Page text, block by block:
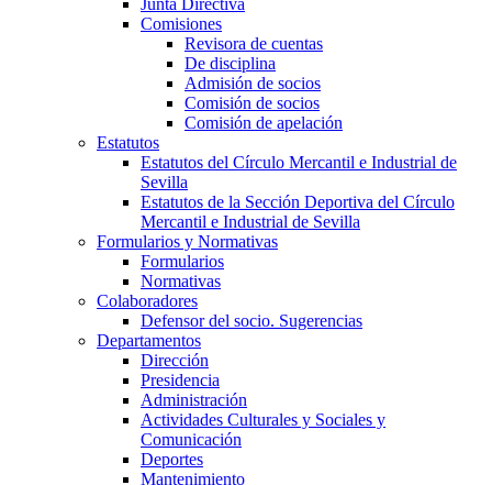
Junta Directiva
Comisiones
Revisora de cuentas
De disciplina
Admisión de socios
Comisión de socios
Comisión de apelación
Estatutos
Estatutos del Círculo Mercantil e Industrial de
Sevilla
Estatutos de la Sección Deportiva del Círculo
Mercantil e Industrial de Sevilla
Formularios y Normativas
Formularios
Normativas
Colaboradores
Defensor del socio. Sugerencias
Departamentos
Dirección
Presidencia
Administración
Actividades Culturales y Sociales y
Comunicación
Deportes
Mantenimiento